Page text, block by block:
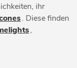
ihr
. Diese finden
,